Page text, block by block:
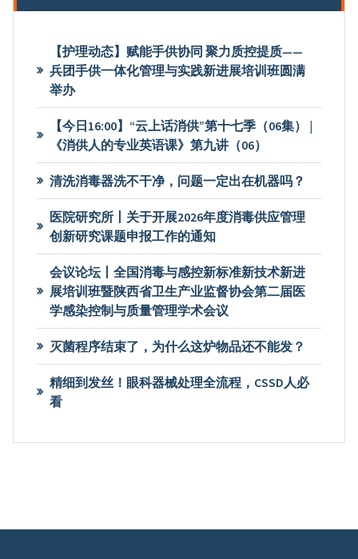
【护理动态】赋能手供协同 聚力质控提质——
兵团手供一体化管理与实践新进展培训班圆满
举办
【今日16:00】“云上话消供”第十七季（06集） |
《消供人的专业英语课》第九讲（06）
清洗消毒器洗不干净，问题一定出在机器吗？
医院研究所丨关于开展2026年度消毒供应管理
创新研究课题申报工作的通知
会议论坛丨全国消毒与感控新标准新技术新进
展培训班暨陕西省卫生产业监督协会第二届医
学感染控制与质量管理学术会议
灭菌程序结束了，为什么这炉物品还不能发？
精细到发丝！眼科器械处理全流程，CSSD人必
看